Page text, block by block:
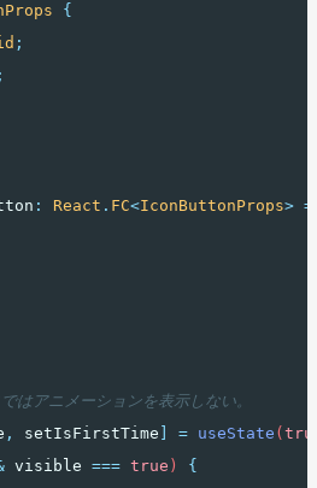
{
;
;
: React . FC<IconButtonProps> =
アニメーションを表示しない。
, setIsFirstTime = useState (
visible === true ) {